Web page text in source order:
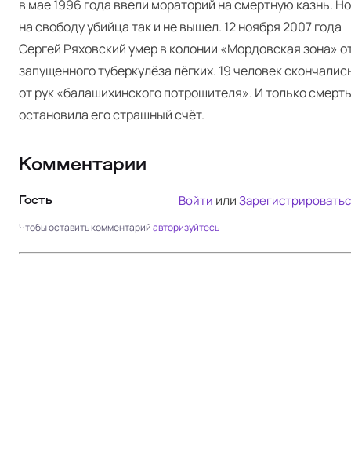
в мае 1996 года ввели мораторий на смертную казнь. Но
на свободу убийца так и не вышел. 12 ноября 2007 года
Сергей Ряховский умер в колонии «Мордовская зона»
запущенного туберкулёза лёгких. 19 человек
от рук «балашихинского потрошителя». И только смерть
остановила его страшный счёт.
Комментарии
Гость Войти или
Чтобы оставить комментарийавторизуйтесь